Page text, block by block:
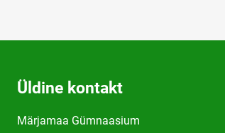
Üldine kontakt
Märjamaa Gümnaasium